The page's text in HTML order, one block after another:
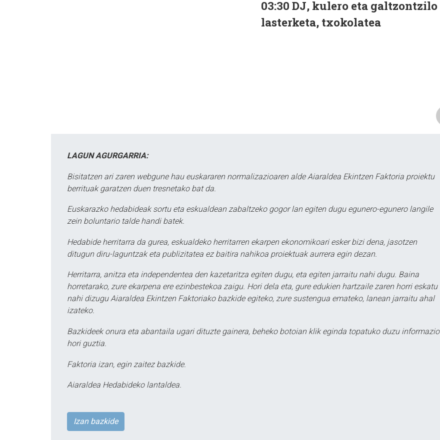
03:30 DJ, kulero eta galtzontzilo
lasterketa, txokolatea
LAGUN AGURGARRIA:
Bisitatzen ari zaren webgune hau euskararen normalizazioaren alde Aiaraldea Ekintzen Faktoria proiektu
berrituak garatzen duen tresnetako bat da.
Euskarazko hedabideak sortu eta eskualdean zabaltzeko gogor lan egiten dugu egunero-egunero langile
zein boluntario talde handi batek.
Hedabide herritarra da gurea, eskualdeko herritarren ekarpen ekonomikoari esker bizi dena, jasotzen
ditugun diru-laguntzak eta publizitatea ez baitira nahikoa proiektuak aurrera egin dezan.
Herritarra, anitza eta independentea den kazetaritza egiten dugu, eta egiten jarraitu nahi dugu. Baina
horretarako, zure ekarpena ere ezinbestekoa zaigu. Hori dela eta, gure edukien hartzaile zaren horri eskatu
nahi dizugu Aiaraldea Ekintzen Faktoriako bazkide egiteko, zure sustengua emateko, lanean jarraitu ahal
izateko.
Bazkideek onura eta abantaila ugari dituzte gainera, beheko botoian klik eginda topatuko duzu informazio
hori guztia.
Faktoria izan, egin zaitez bazkide.
Aiaraldea Hedabideko lantaldea.
Izan bazkide